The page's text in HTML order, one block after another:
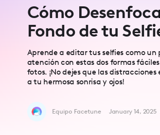
Cómo
Fondo de tu
Aprende a editar tus selfies como
atención con estas dos formas
fotos. ¡No dejes que las
a tu hermosa sonrisa y ojos!
Equipo Facetune January 14, 2025